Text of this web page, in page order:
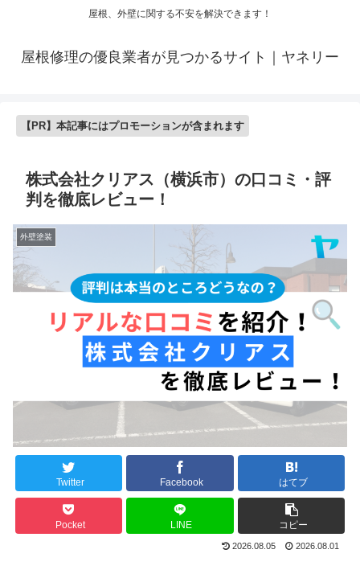
屋根、外壁に関する不安を解決できます！
屋根修理の優良業者が見つかるサイト｜ヤネリー
【PR】本記事にはプロモーションが含まれます
株式会社クリアス（横浜市）の口コミ・評
判を徹底レビュー！
外壁塗装
Twitter Facebook はてブ
Pocket LINE コピー
2026.08.05 2026.08.01